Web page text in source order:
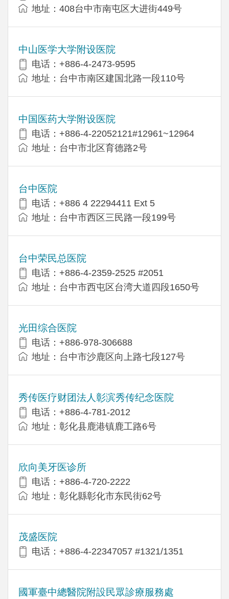
地址：408台中市南屯区大进街449号
中山医学大学附设医院
电话：+886-4-2473-9595
地址：台中市南区建国北路一段110号
中国医药大学附设医院
电话：+886-4-22052121#12961~12964
地址：台中市北区育德路2号
台中医院
电话：+886 4 22294411 Ext 5
地址：台中市西区三民路一段199号
台中荣民总医院
电话：+886-4-2359-2525 #2051
地址：台中市西屯区台湾大道四段1650号
光田综合医院
电话：+886-978-306688
地址：台中市沙鹿区向上路七段127号
秀传医疗财团法人彰滨秀传纪念医院
电话：+886-4-781-2012
地址：彰化县鹿港镇鹿工路6号
欣向美牙医诊所
电话：+886-4-720-2222
地址：彰化縣彰化市东民街62号
茂盛医院
电话：+886-4-22347057 #1321/1351
國軍臺中總醫院附設民眾診療服務處